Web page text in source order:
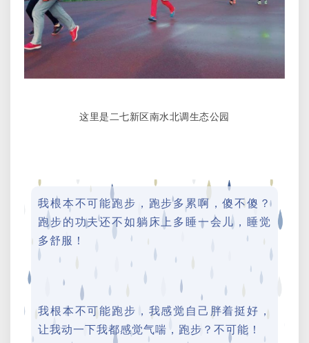
这里是二七新区南水北调生态公园
我根本不可能跑步，跑步多累啊，傻不傻？
跑步的功夫还不如躺床上多睡一会儿，睡觉
多舒服！
我根本不可能跑步，我感觉自己胖着挺好，
让我动一下我都感觉气喘，跑步？不可能！